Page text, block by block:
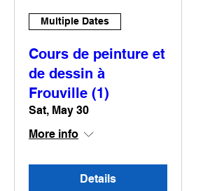
Multiple Dates
Cours de peinture et
de dessin à
Frouville (1)
Sat, May 30
More info
Details